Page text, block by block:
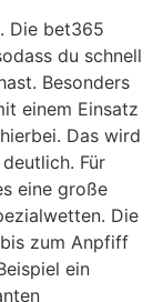
Die bet365
du schnell
Besonders
einem Einsatz
Das wird
Für
eine große
Die
zum Anpfiff
ein